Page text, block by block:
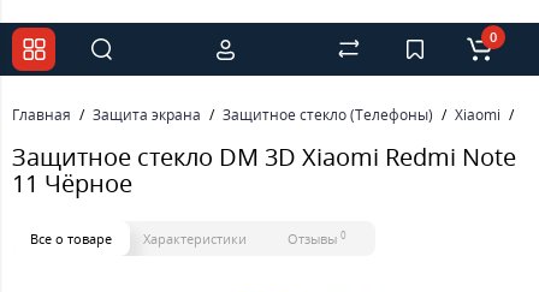
0
Главная Защита экрана Защитное стекло (Телефоны) Xiaomi
Защитное стекло DM 3D Xiaomi Redmi Note
11 Чёрное
Все о товаре Характеристики Отзывы 0